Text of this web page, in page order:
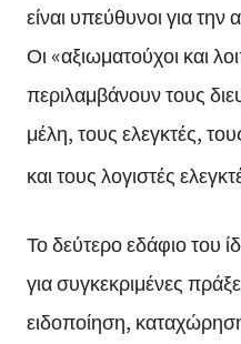
είναι υπεύθυνοι για
Οι «αξιωματούχοι και
περιλαμβάνουν τους
μέλη, τους ελεγκτές,
και τους λογιστές
Το δεύτερο εδάφιο του
για συγκεκριμένες
ειδοποίηση,